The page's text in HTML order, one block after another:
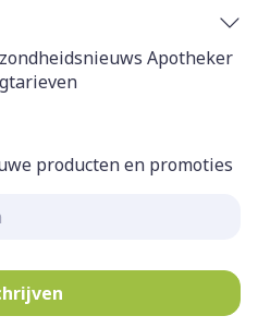
Apotheker
producten en promoties